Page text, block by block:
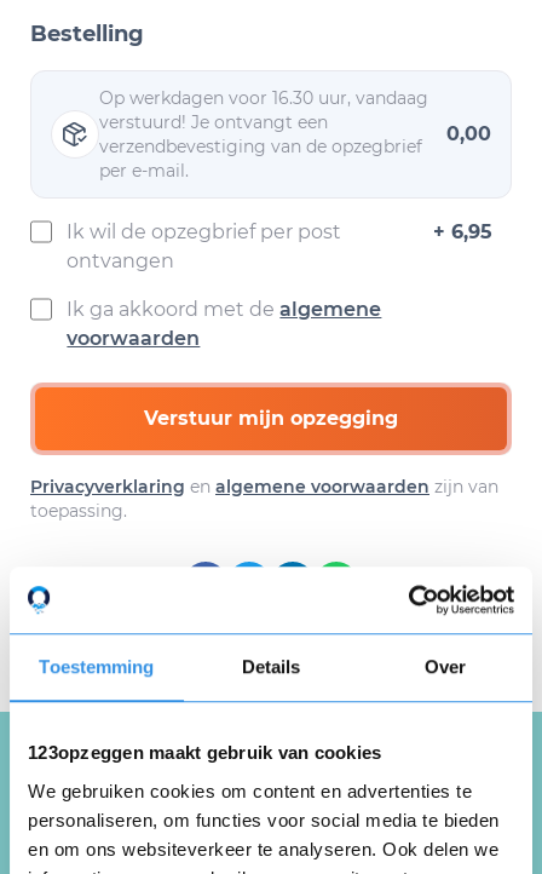
Toestemming Details Over
123opzeggen maakt gebruik van cookies
We gebruiken cookies om content en advertenties te
personaliseren, om functies voor social media te bieden
en om ons websiteverkeer te analyseren. Ook delen we
Bestelling
Op werkdagen voor 16.30 uur, vandaag
verstuurd! Je ontvangt een
verzendbevestiging van de opzegbrief
per e-mail.
0,00
Ik wil de opzegbrief per post
ontvangen
+ 6,95
Ik ga akkoord met dealgemene
voorwaarden
Verstuur mijn opzegging
Privacyverklaring en algemene voorwaarden zijn van
toepassing.
Schrijf een review over
Frisse Kliko